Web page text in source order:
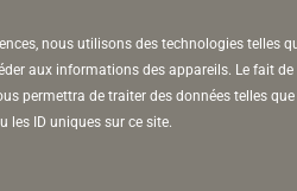
nous utilisons des technologies telles
aux informations des appareils. Le fait de
permettra de traiter des données telles que
les ID uniques sur ce site.
À la Une Appel à auteurs Arts